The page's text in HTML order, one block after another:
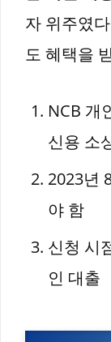
자 위주였
도 혜택을
NCB 개
신용 소
2023년
야 함
신청 시
인 대출